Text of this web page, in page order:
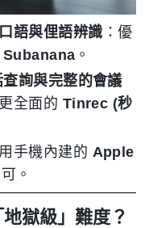
語與俚語辨識 ：優
Subanana 。
詢與完整的會議
全面的 Tinrec (秒
手機內建的 Apple
。
獄級」難度？